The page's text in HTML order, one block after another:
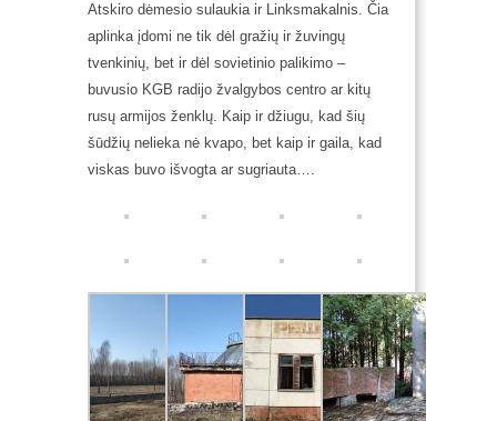
Atskiro dėmesio sulaukia ir Linksmakalnis. Čia
aplinka įdomi ne tik dėl gražių ir žuvingų
tvenkinių, bet ir dėl sovietinio palikimo –
buvusio KGB radijo žvalgybos centro ar kitų
rusų armijos ženklų. Kaip ir džiugu, kad šių
šūdžių nelieka nė kvapo, bet kaip ir gaila, kad
viskas buvo išvogta ar sugriauta….